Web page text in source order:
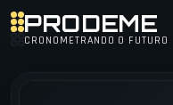
PRODEME
CRONOMETRANDO O FUTURO